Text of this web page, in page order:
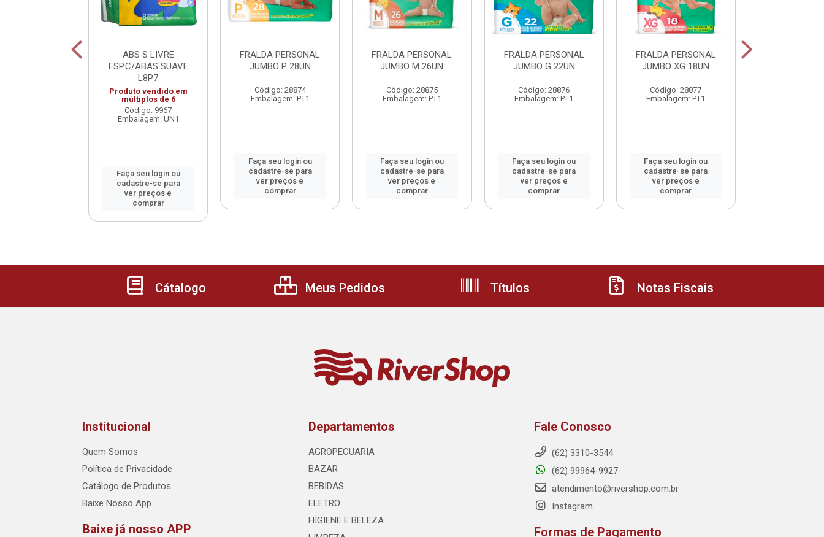
ABS S LIVRE
ESP.C/ABAS SUAVE
L8P7
Produto vendido em
múltiplos de 6
Código: 9967
Embalagem: UN1
Faça seu login ou
cadastre-se para
ver preços e
comprar
FRALDA PERSONAL
JUMBO P 28UN
Código: 28874
Embalagem: PT1
Faça seu login ou
cadastre-se para
ver preços e
comprar
FRALDA PERSONAL
JUMBO M 26UN
Código: 28875
Embalagem: PT1
Faça seu login ou
cadastre-se para
ver preços e
comprar
FRALDA PERSONAL
JUMBO G 22UN
Código: 28876
Embalagem: PT1
Faça seu login ou
cadastre-se para
ver preços e
comprar
FRALDA PERSONAL
JUMBO XG 18UN
Código: 28877
Embalagem: PT1
Faça seu login ou
cadastre-se para
ver preços e
comprar
Cátalogo Meus Pedidos Títulos Notas Fiscais
Institucional
Quem Somos
Política de Privacidade
Catálogo de Produtos
Baixe Nosso App
Baixe já nosso APP
Departamentos
AGROPECUARIA
BAZAR
BEBIDAS
ELETRO
HIGIENE E BELEZA
Fale Conosco
(62) 3310-3544
(62) 99964-9927
atendimento@rivershop.com.br
Instagram
Formas de Pagamento